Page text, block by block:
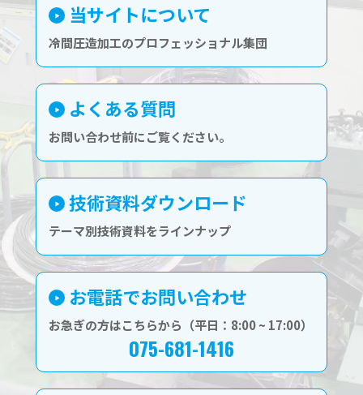
当サイトについて
冷間圧造加工のプロフェッショナル集団
よくある質問
お問い合わせ前にご覧ください。
技術資料ダウンロード
テーマ別技術資料をラインナップ
お電話でお問い合わせ
お急ぎの方はこちらから（平日：8:00 ~ 17:00）
075-681-1416